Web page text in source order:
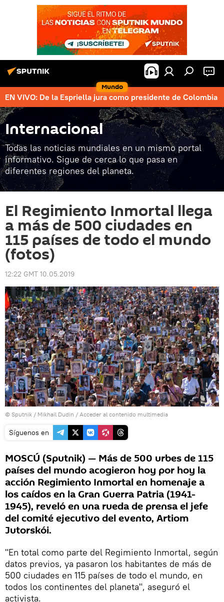
Mundo
EN VIVO: De la Espriella jura como presidente de Colombia
Internacional
Todas las noticias mundiales en un mismo portal
informativo. Sigue de cerca lo que pasa en
diferentes regiones del planeta.
El Regimiento Inmortal llega
a más de 500 ciudades en
115 países de todo el mundo
(fotos)
12:22 GMT 10.05.2019
© Sputnik / Mikhail Dudin / Acceder al contenido multimedia
Síguenos en
MOSCÚ (Sputnik) — Más de 500 urbes de 115
países del mundo acogieron hoy por hoy la
acción Regimiento Inmortal en homenaje a
los caídos en la Gran Guerra Patria (1941-
1945), reveló en una rueda de prensa el jefe
del comité ejecutivo del evento, Artiom
Jutorskói.
"En total como parte del Regimiento Inmortal, según
datos previos, ya pasaron los habitantes de más de
500 ciudades en 115 países de todo el mundo, en
todos los continentes del planeta", aseguró el
activista.